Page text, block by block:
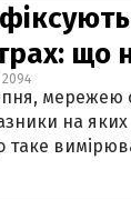
що
2094
мережею
на